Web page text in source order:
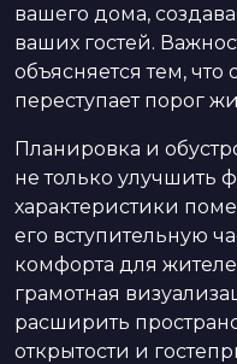
вашего дома,
ваших гостей.
объясняется тем, что
переступает порог
Планировка и
не только улучшить
характеристики
его вступительную
комфорта для
грамотная
расширить
открытости и